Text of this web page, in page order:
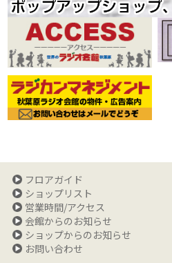
フロアガイド
ショップリスト
営業時間/アクセス
会館からのお知らせ
ショップからのお知らせ
お問い合わせ